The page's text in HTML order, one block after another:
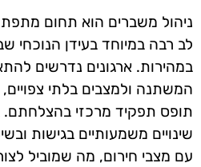
ניהול משברים הוא תחום
לב רבה במיוחד בעידן הנוכחי
במהירות. ארגונים נדרשים
המשתנה ולמצבים בלתי צפויים,
תופס תפקיד מרכזי בהצלחתם.
שינויים משמעותיים בגישות
עם מצבי חירום, מה שמוביל